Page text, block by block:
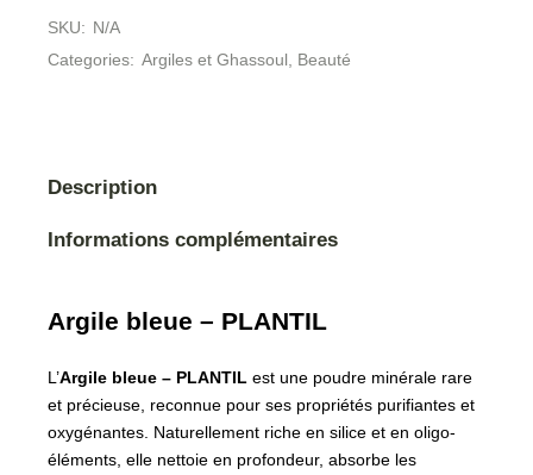
SKU: N/A
Categories: Argiles et Ghassoul Beauté
Description
Informations complémentaires
Argile bleue – PLANTIL
L’Argile bleue – PLANTIL est une poudre minérale rare
et précieuse, reconnue pour ses propriétés purifiantes et
oxygénantes. Naturellement riche en silice et en oligo-
éléments, elle nettoie en profondeur, absorbe les